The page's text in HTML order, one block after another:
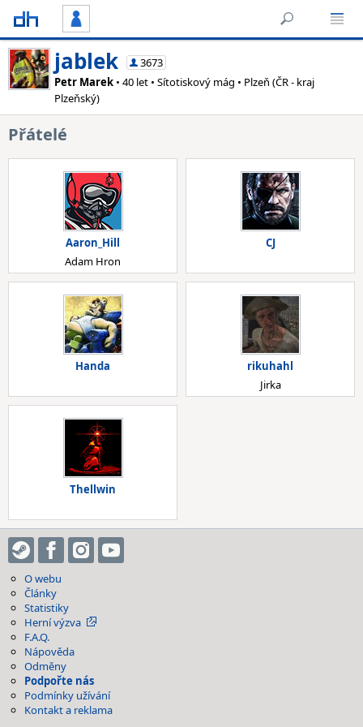
jablek
3673
Petr Marek • 40 let • Sítotiskový mág • Plzeň (ČR - kraj
Plzeňský)
Přátelé
Aaron_Hill
Adam Hron
CJ
Handa
rikuhahl
Jirka
Thellwin
O webu
Články
Statistiky
Herní výzva
F.A.Q.
Nápověda
Odměny
Podpořte nás
Podmínky užívání
Kontakt a reklama